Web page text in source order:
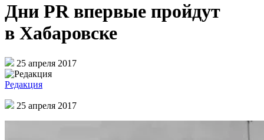
Дни PR впервые пройдут
в Хабаровске
25 апреля 2017
Редакция
25 апреля 2017